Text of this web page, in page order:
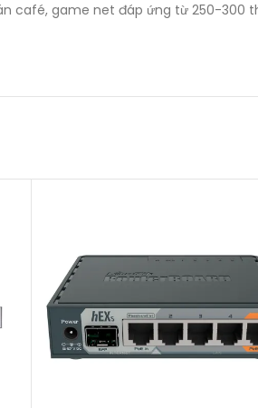
café, game net đáp ứng từ 250-300